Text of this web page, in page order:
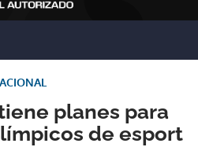
planes para
de esport